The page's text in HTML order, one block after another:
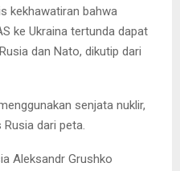
kekhawatiran bahwa
ke Ukraina tertunda dapat
dan Nato, dikutip dari
senjata nuklir,
dari peta.
Aleksandr Grushko